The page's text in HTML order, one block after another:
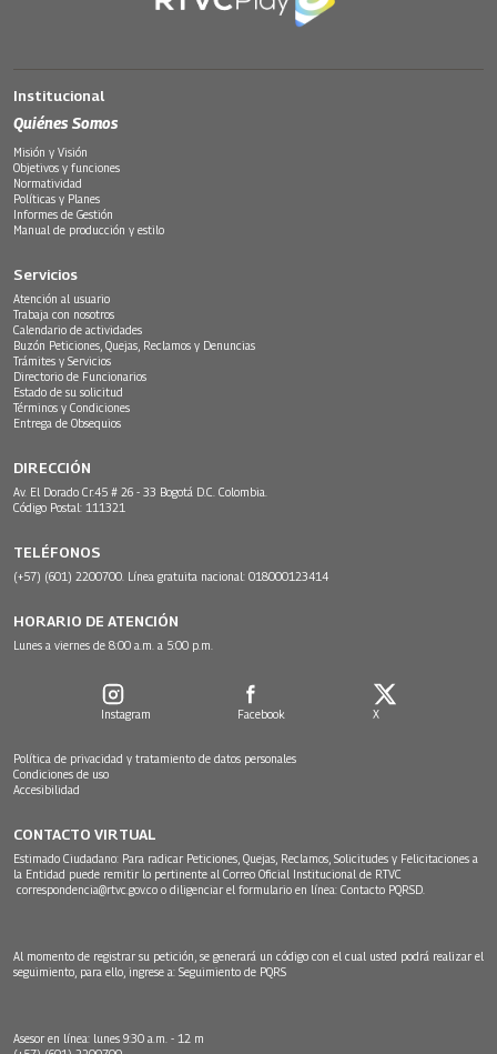
Institucional
Quiénes Somos
Misión y Visión
Objetivos y funciones
Normatividad
Políticas y Planes
Informes de Gestión
Manual de producción y estilo
Servicios
Atención al usuario
Trabaja con nosotros
Calendario de actividades
Buzón Peticiones, Quejas, Reclamos y Denuncias
Trámites y Servicios
Directorio de Funcionarios
Estado de su solicitud
Términos y Condiciones
Entrega de Obsequios
DIRECCIÓN
Av. El Dorado Cr.45 # 26 - 33 Bogotá D.C. Colombia.
Código Postal: 111321
TELÉFONOS
(+57) (601) 2200700. Línea gratuita nacional: 018000123414
HORARIO DE ATENCIÓN
Lunes a viernes de 8:00 a.m. a 5:00 p.m.
Instagram Facebook X
Política de privacidad y tratamiento de datos personales
Condiciones de uso
Accesibilidad
CONTACTO VIRTUAL
Estimado Ciudadano: Para radicar Peticiones, Quejas, Reclamos, Solicitudes y Felicitaciones a
la Entidad puede remitir lo pertinente al Correo Oficial Institucional de RTVC
correspondencia@rtvc.gov.co o diligenciar el formulario en línea: Contacto PQRSD.
Al momento de registrar su petición, se generará un código con el cual usted podrá realizar el
seguimiento, para ello, ingrese a: Seguimiento de PQRS
Asesor en línea: lunes 9:30 a.m. - 12 m